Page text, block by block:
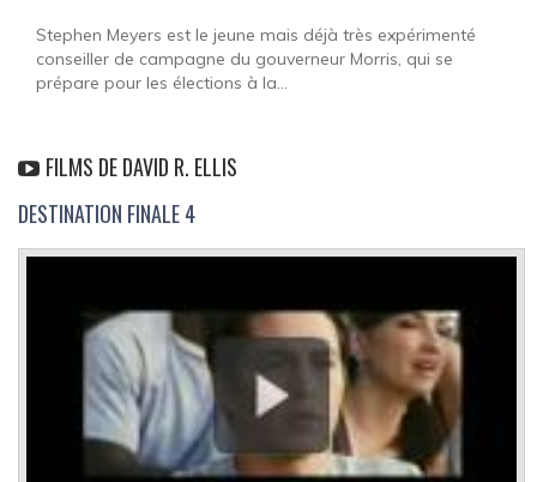
Stephen Meyers est le jeune mais déjà très expérimenté
conseiller de campagne du gouverneur Morris, qui se
prépare pour les élections à la...
FILMS DE DAVID R. ELLIS
DESTINATION FINALE 4